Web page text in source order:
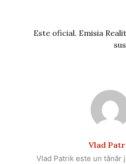
Este oficial. Emisia
Vlad
Vlad Patrik este un tânăr